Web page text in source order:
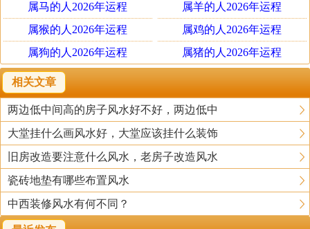
客厅装修颜色和风水也是有关联的，所以在选择客厅中的
主要色调时也一定要注意其是否犯了风水禁忌。
1、白色
白色是居室环境中经常见到的颜色，许多家庭中的客厅墙
面也会使用乳白色、象牙白、白色等三种颜色来搭配，这
三种颜色与人的视觉神经最适合，因为太阳是白色系列的
代表光明，而人的心与眼都是需要有光明来调节的，客厅
中选择白色为主要的搭配色彩是最好的选择，同时白色也
代表了美好的愿望。
属马的人2026年运程
属羊的人2026年运程
属猴的人2026年运程
属鸡的人2026年运程
属狗的人2026年运程
属猪的人2026年运程
相关文章
两边低中间高的房子风水好不好，两边低中
大堂挂什么画风水好，大堂应该挂什么装饰
旧房改造要注意什么风水，老房子改造风水
瓷砖地垫有哪些布置风水
中西装修风水有何不同？